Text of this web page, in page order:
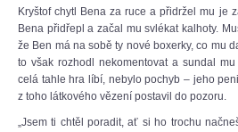
Kryštof chytl Bena za ruce a přidržel mu je
Bena přidřepl a začal mu svlékat kalhoty.
že Ben má na sobě ty nové boxerky, co mu
to však rozhodl nekomentovat a sundal
celá tahle hra líbí, nebylo pochyb – jeho
z toho látkového vězení postavil do pozoru.
„Jsem ti chtěl poradit, ať si ho trochu